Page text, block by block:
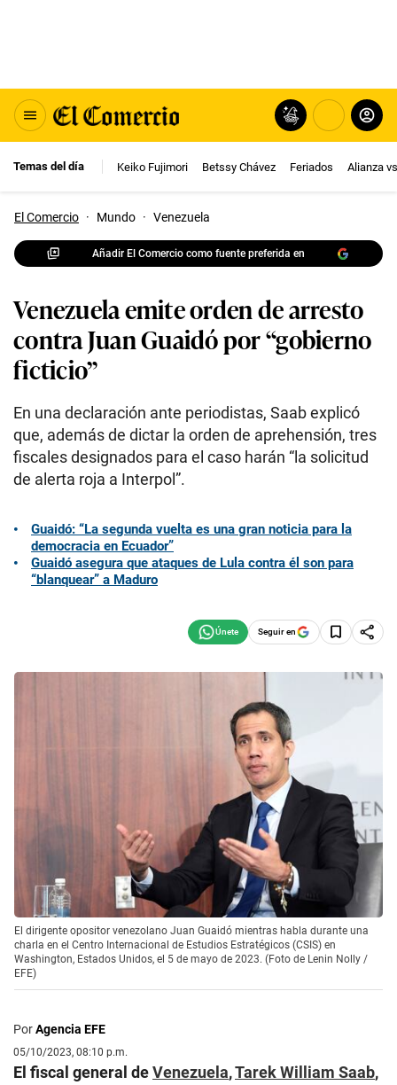
Temas del día Keiko Fujimori Betssy Chávez Feriados Alianza
El Comercio · Mundo · Venezuela
Añadir El Comercio como fuente preferida en
Venezuela emite orden de arresto
contra Juan Guaidó por “gobierno
ficticio”
En una declaración ante periodistas, Saab explicó
que, además de dictar la orden de aprehensión, tres
fiscales designados para el caso harán “la solicitud
de alerta roja a Interpol”.
Guaidó: “La segunda vuelta es una gran noticia para la
democracia en Ecuador”
Guaidó asegura que ataques de Lula contra él son para
“blanquear” a Maduro
Seguir en
El dirigente opositor venezolano Juan Guaidó mientras habla durante una
charla en el Centro Internacional de Estudios Estratégicos (CSIS) en
Washington, Estados Unidos, el 5 de mayo de 2023. (Foto de Lenin Nolly /
EFE)
PorAgencia EFE
05/10/2023, 08:10 p.m.
El fiscal general deVenezuela,Tarek William Saab,